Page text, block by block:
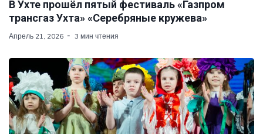
В Ухте прошёл пятый фестиваль «Газпром
трансгаз Ухта» «Серебряные кружева»
Апрель 21, 2026 3 мин чтения